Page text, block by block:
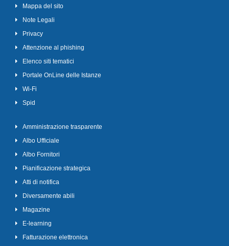
Mappa del sito
Note Legali
Privacy
Attenzione al phishing
Elenco siti tematici
Portale OnLine delle Istanze
Wi-Fi
Spid
Amministrazione trasparente
Albo Ufficiale
Albo Fornitori
Pianificazione strategica
Atti di notifica
Diversamente abili
Magazine
E-learning
Fatturazione elettronica